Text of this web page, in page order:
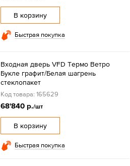
В корзину
Быстрая покупка
Входная дверь VFD Tермо Ветро
Букле графит/Белая шагрень
стеклопакет
Код товара: 165629
68'840 р./шт
В корзину
Быстрая покупка